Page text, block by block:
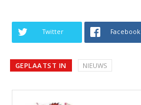
Twitter Facebook
GEPLAATST IN NIEUWS